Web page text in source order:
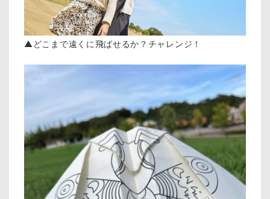
▲どこまで遠くに飛ばせるか？チャレンジ！